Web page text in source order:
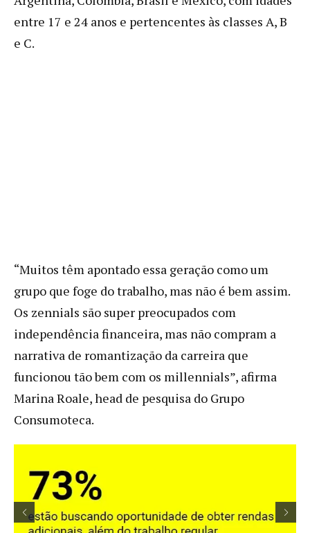
entre 17 e 24 anos e pertencentes às classes A, B
e C.
“Muitos têm apontado essa geração como um
grupo que foge do trabalho, mas não é bem assim.
Os zennials são super preocupados com
independência financeira, mas não compram a
narrativa de romantização da carreira que
funcionou tão bem com os millennials”, afirma
Marina Roale, head de pesquisa do Grupo
Consumoteca.